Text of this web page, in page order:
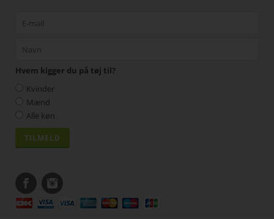
Hvem kigger du på tøj til?
Kvinder
Mænd
Alle køn